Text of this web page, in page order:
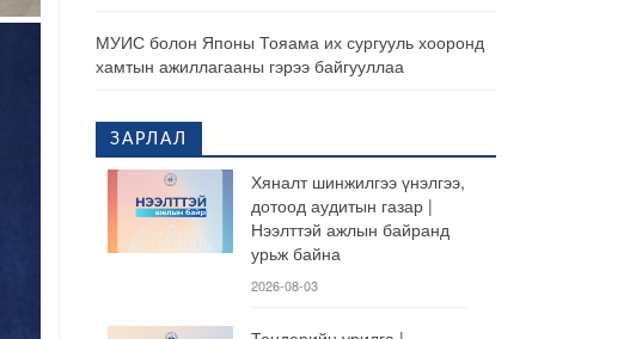
МУИС болон Японы Тояама их сургууль хооронд
хамтын ажиллагааны гэрээ байгууллаа
ЗАРЛАЛ
Хяналт шинжилгээ үнэлгээ,
дотоод аудитын газар |
Нээлттэй ажлын байранд
урьж байна
2026-08-03